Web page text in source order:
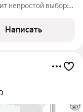
непростой выбор:
от
Написать